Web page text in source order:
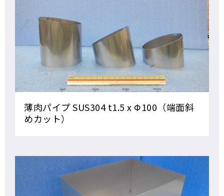
薄肉パイプ SUS304 t1.5 x Φ100（端面斜
めカット）